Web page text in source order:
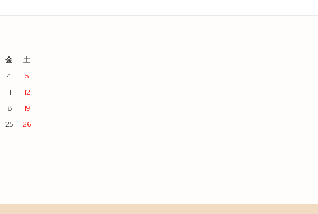
金
土
4
5
11
12
18
19
25
26